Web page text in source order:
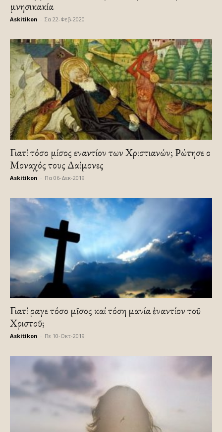
μνησικακία
Askitikon Σα 22-Φεβ-2020
Γιατί τόσο μίσος εναντίον των Χριστιανών; Ρώτησε ο
Μοναχός τους Δαίμονες
Askitikon Πα 06-Δεκ-2019
Γιατί ἄραγε τόσο μῖσος καί τόση μανία ἐναντίον τοῦ
Χριστοῦ;
Askitikon Πε 10-Οκτ-2019